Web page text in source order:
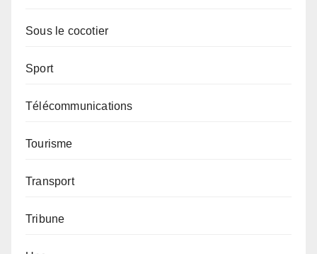
Sous le cocotier
Sport
Télécommunications
Tourisme
Transport
Tribune